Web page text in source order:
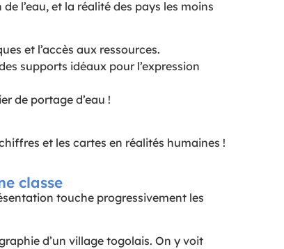
l’eau, et la réalité des pays les moins
et l’accès aux ressources.
supports idéaux pour l’expression
de portage d’eau !
et les cartes en réalités humaines !
classe
touche progressivement les
d’un village togolais. On y voit